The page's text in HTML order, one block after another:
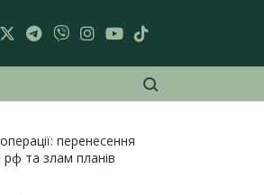
перенесення
рф та злам планів